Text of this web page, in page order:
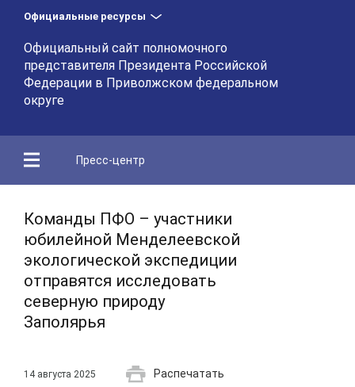
Официальные ресурсы
Официальный сайт полномочного
представителя Президента Российской
Федерации в Приволжском федеральном
округе
Пресс-центр
Команды ПФО – участники
юбилейной Менделеевской
экологической экспедиции
отправятся исследовать
северную природу
Заполярья
14 августа 2025 Распечатать